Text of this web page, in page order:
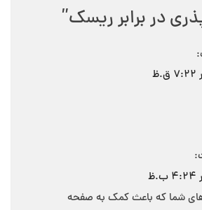
در برابر ریسک”
شما که باعث کمک به صفحه